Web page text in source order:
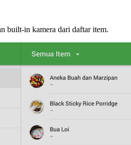
built-in kamera dari daftar item.